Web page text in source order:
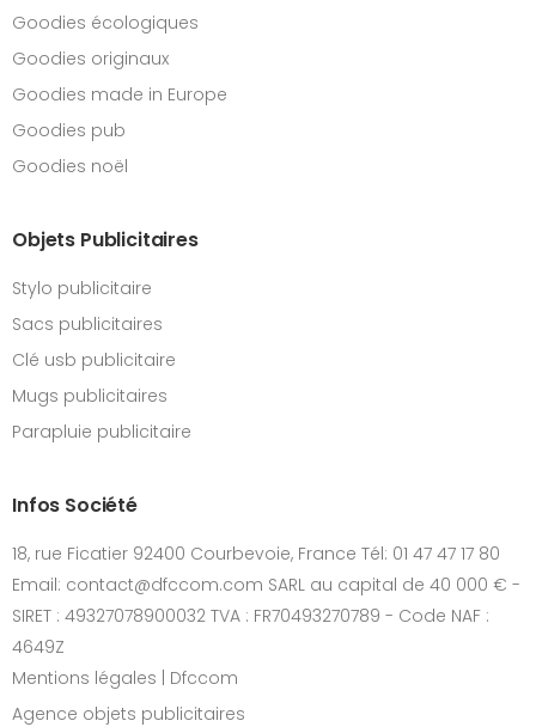
Goodies écologiques
Goodies originaux
Goodies made in Europe
Goodies pub
Goodies noël
Objets Publicitaires
Stylo publicitaire
Sacs publicitaires
Clé usb publicitaire
Mugs publicitaires
Parapluie publicitaire
Infos Société
18, rue Ficatier 92400 Courbevoie, France Tél: 01 47 47 17 80
Email: contact@dfccom.com SARL au capital de 40 000 € -
SIRET : 49327078900032 TVA : FR70493270789 - Code NAF :
4649Z
Mentions légales | Dfccom
Agence objets publicitaires